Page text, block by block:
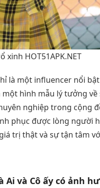
xinh HOT51APK.NET
là một influencer nổi
một hình mẫu lý tưởng về
nghiệp trong cộng
phục được lòng người
trị thật và sự tận tâm
Ai và Cô ấy có ảnh